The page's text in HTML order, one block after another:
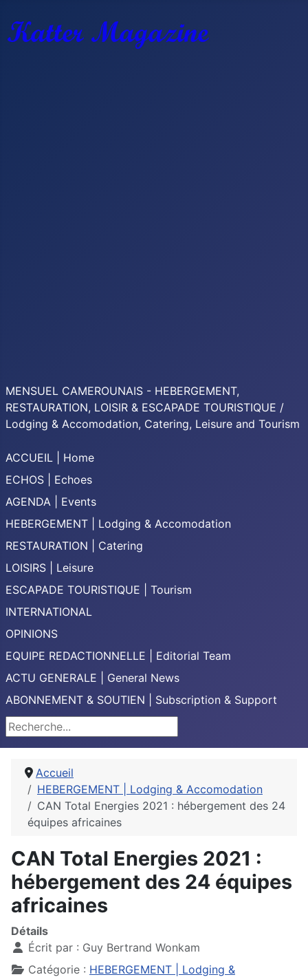
MENSUEL CAMEROUNAIS - HEBERGEMENT,
RESTAURATION, LOISIR & ESCAPADE TOURISTIQUE /
Lodging & Accomodation, Catering, Leisure and Tourism
ACCUEIL | Home
ECHOS | Echoes
AGENDA | Events
HEBERGEMENT | Lodging & Accomodation
RESTAURATION | Catering
LOISIRS | Leisure
ESCAPADE TOURISTIQUE | Tourism
INTERNATIONAL
OPINIONS
EQUIPE REDACTIONNELLE | Editorial Team
ACTU GENERALE | General News
ABONNEMENT & SOUTIEN | Subscription & Support
Rechercher
Accueil
HEBERGEMENT | Lodging & Accomodation
CAN Total Energies 2021 : hébergement des 24
équipes africaines
CAN Total Energies 2021 :
hébergement des 24 équipes
africaines
Détails
Écrit par : Guy Bertrand Wonkam
Catégorie : HEBERGEMENT | Lodging &